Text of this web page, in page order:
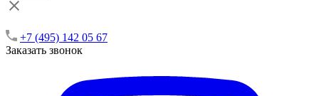
+7 (495) 142 05 67
Заказать звонок